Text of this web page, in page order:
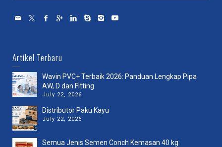
Artikel Terbaru
Wavin PVC+ Terbaik 2026: Panduan Lengkap Pipa
AW, D dan Fitting
July 22, 2026
Distributor Paku Kayu
July 22, 2026
Semua Jenis Semen Conch Kemasan 40 kg: